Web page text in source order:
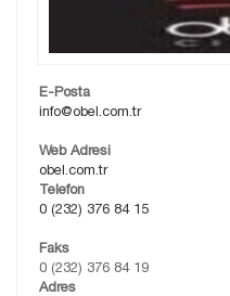
E-Posta
info@obel.com.tr
Web Adresi
obel.com.tr
Telefon
0 (232) 376 84 15
Faks
0 (232) 376 84 19
Adres